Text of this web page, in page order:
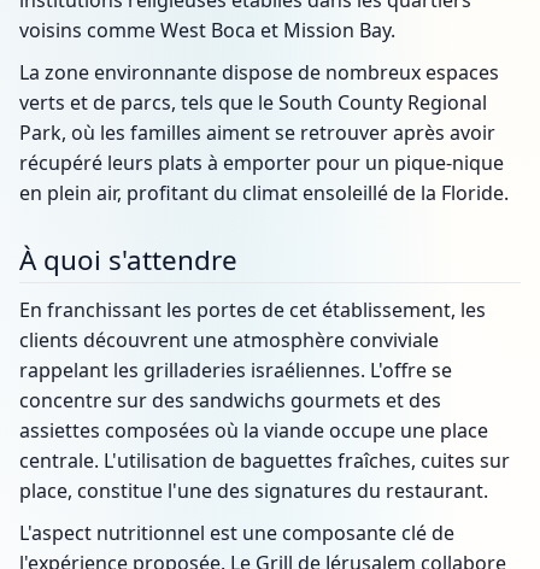
voisins comme West Boca et Mission Bay.
La zone environnante dispose de nombreux espaces
verts et de parcs, tels que le South County Regional
Park, où les familles aiment se retrouver après avoir
récupéré leurs plats à emporter pour un pique-nique
en plein air, profitant du climat ensoleillé de la Floride.
À quoi s'attendre
En franchissant les portes de cet établissement, les
clients découvrent une atmosphère conviviale
rappelant les grilladeries israéliennes. L'offre se
concentre sur des sandwichs gourmets et des
assiettes composées où la viande occupe une place
centrale. L'utilisation de baguettes fraîches, cuites sur
place, constitue l'une des signatures du restaurant.
L'aspect nutritionnel est une composante clé de
l'expérience proposée. Le Grill de Jérusalem collabore